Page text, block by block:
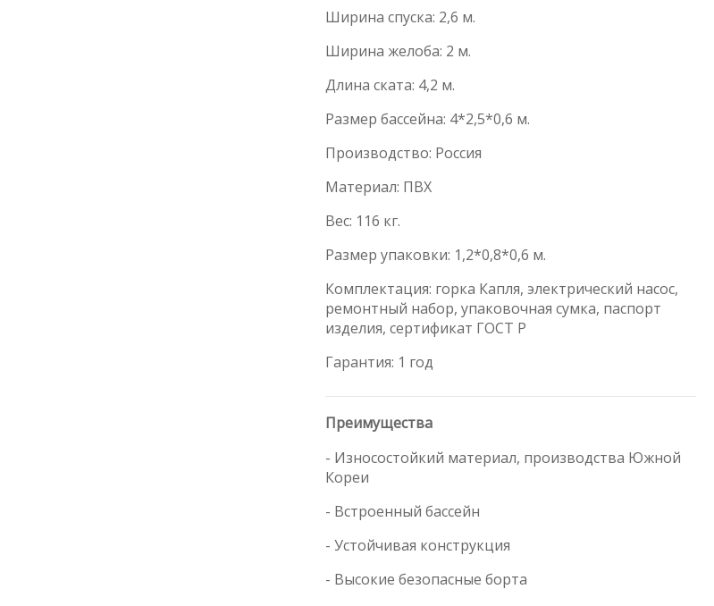
Ширина спуска: 2,6 м.
Ширина желоба: 2 м.
Длина ската: 4,2 м.
Размер бассейна: 4*2,5*0,6 м.
Производство: Россия
Материал: ПВХ
Вес: 116 кг.
Размер упаковки: 1,2*0,8*0,6 м.
Комплектация: горка Капля, электрический насос,
ремонтный набор, упаковочная сумка, паспорт
изделия, сертификат ГОСТ Р
Гарантия: 1 год
Преимущества
- Износостойкий материал, производства Южной
Кореи
- Встроенный бассейн
- Устойчивая конструкция
- Высокие безопасные борта